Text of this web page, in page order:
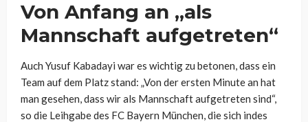
Von Anfang an „als
Mannschaft aufgetreten“
Auch Yusuf Kabadayi war es wichtig zu betonen, dass ein
Team auf dem Platz stand: „Von der ersten Minute an hat
man gesehen, dass wir als Mannschaft aufgetreten sind“,
so die Leihgabe des FC Bayern München, die sich indes